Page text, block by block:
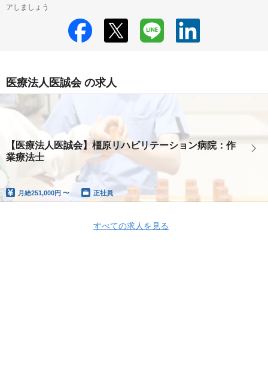
アしましょう
医療法人医誠会 の求人
【医療法人医誠会】橿原リハビリテーション病院：作
業療法士
月給251,000円 〜 正社員
すべての求人を見る